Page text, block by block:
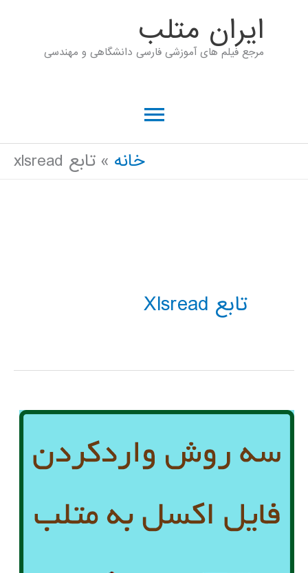
ايران متلب
مرجع فیلم های آموزشی فارسی دانشگاهی و مهندسی
فهرست
اصلی
خانه تابع xlsread
تابع Xlsread